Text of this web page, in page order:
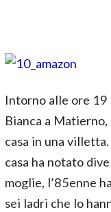
Intorno alle ore 19
Bianca a
casa in una
casa ha notato
moglie, l’85enne
sei ladri che lo